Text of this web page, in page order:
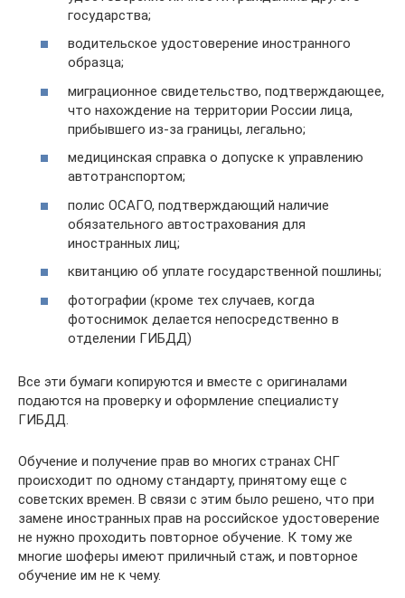
государства;
водительское удостоверение иностранного
образца;
миграционное свидетельство, подтверждающее,
что нахождение на территории России лица,
прибывшего из-за границы, легально;
медицинская справка о допуске к управлению
автотранспортом;
полис ОСАГО, подтверждающий наличие
обязательного автострахования для
иностранных лиц;
квитанцию об уплате государственной пошлины;
фотографии (кроме тех случаев, когда
фотоснимок делается непосредственно в
отделении ГИБДД)
Все эти бумаги копируются и вместе с оригиналами
подаются на проверку и оформление специалисту
ГИБДД.
Обучение и получение прав во многих странах СНГ
происходит по одному стандарту, принятому еще с
советских времен. В связи с этим было решено, что при
замене иностранных прав на российское удостоверение
не нужно проходить повторное обучение. К тому же
многие шоферы имеют приличный стаж, и повторное
обучение им не к чему.